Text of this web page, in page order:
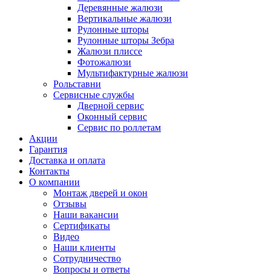
Деревянные жалюзи
Вертикальные жалюзи
Рулонные шторы
Рулонные шторы Зебра
Жалюзи плиссе
Фотожалюзи
Мультифактурные жалюзи
Рольставни
Сервисные службы
Дверной сервис
Оконный сервис
Сервис по роллетам
Акции
Гарантия
Доставка и оплата
Контакты
О компании
Монтаж дверей и окон
Отзывы
Наши вакансии
Сертификаты
Видео
Наши клиенты
Сотрудничество
Вопросы и ответы